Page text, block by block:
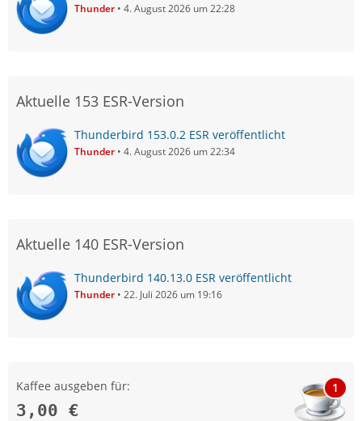
Thunder 4. August 2026 um 22:28
Aktuelle 153 ESR-Version
Thunderbird 153.0.2 ESR veröffentlicht
Thunder 4. August 2026 um 22:34
Aktuelle 140 ESR-Version
Thunderbird 140.13.0 ESR veröffentlicht
Thunder 22. Juli 2026 um 19:16
Kaffee ausgeben für:
3,00 €
1